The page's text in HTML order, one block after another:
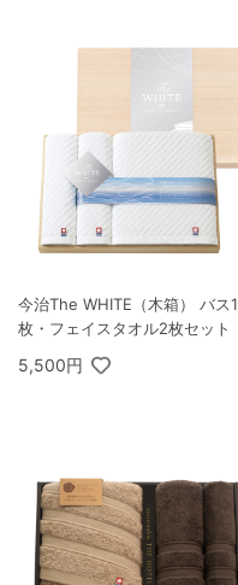
今治The WHITE（木箱） バス1
枚・フェイスタオル2枚セット
5,500円